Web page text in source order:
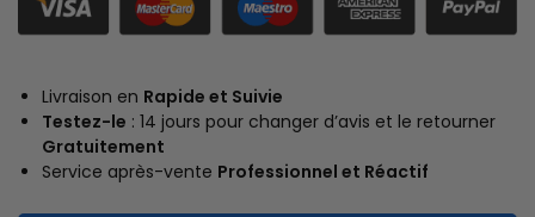
Livraison en Rapide et Suivie
Testez-le : 14 jours pour changer d’avis et le retourner
Gratuitement
Service après-vente Professionnel et Réactif